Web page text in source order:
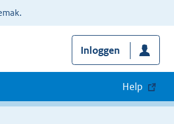
Inloggen
Help